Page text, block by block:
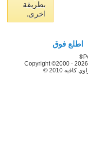
بطريقة
اخرى.
اطلع فوق
Copyright ©2000 -
2010 ©